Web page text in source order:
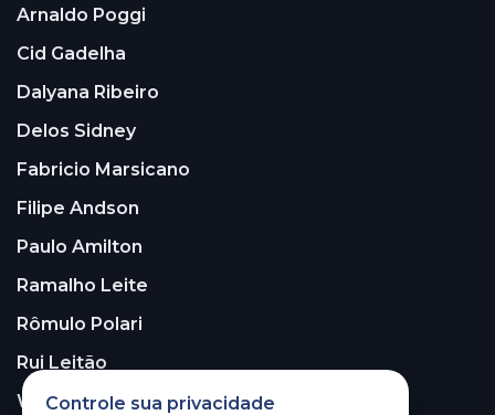
Arnaldo Poggi
Cid Gadelha
Dalyana Ribeiro
Delos Sidney
Fabricio Marsicano
Filipe Andson
Paulo Amilton
Ramalho Leite
Rômulo Polari
Rui Leitão
Walter Santos
Controle sua privacidade